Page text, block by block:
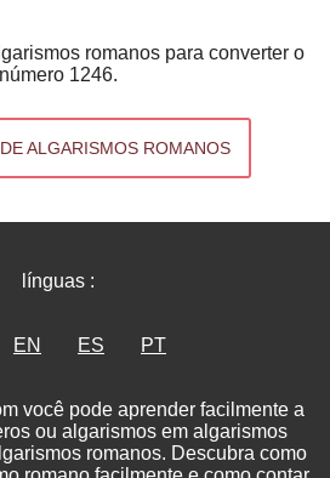
romanos para converter o
número 1246.
ALGARISMOS ROMANOS
línguas :
EN ES PT
você pode aprender facilmente a
ou algarismos em algarismos
romanos. Descubra como